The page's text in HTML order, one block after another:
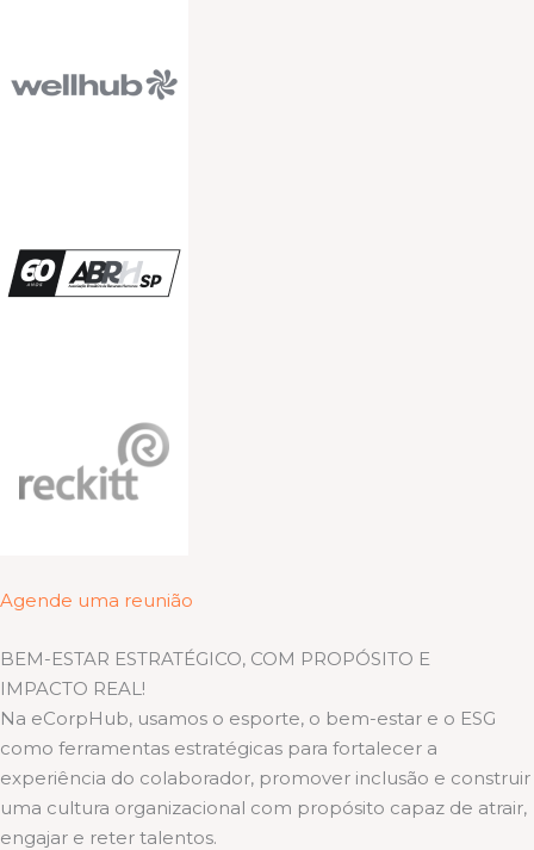
Agende uma reunião
BEM-ESTAR ESTRATÉGICO, COM PROPÓSITO E
IMPACTO REAL!
Na eCorpHub, usamos o esporte, o bem-estar e o ESG
como ferramentas estratégicas para fortalecer a
experiência do colaborador, promover inclusão e construir
uma cultura organizacional com propósito capaz de atrair,
engajar e reter talentos.